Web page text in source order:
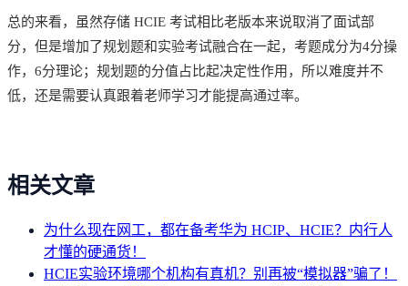
总的来看，虽然存储 HCIE 考试相比老版本来说取消了面试部
分，但是增加了规划题和实验考试融合在一起，考题成分为4分操
作，6分理论；规划题的分值占比起决定性作用，所以难度并不
低，还是需要认真跟着老师学习才能提高通过率。
相关文章
为什么现在网工，都在备考华为 HCIP、HCIE？内行人
才懂的硬通货！
HCIE实验环境哪个机构有真机？别再被“模拟器”骗了！